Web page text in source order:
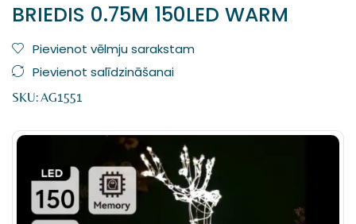
BRIEDIS 0.75M 150LED WARM
Pievienot vēlmju sarakstam
Pievienot salīdzināšanai
SKU:AG1551